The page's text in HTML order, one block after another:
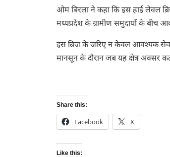
ओम बिरला ने कहा कि इस हाई लेवल
मध्यप्रदेश के ग्रामीण समुदायों के बीच
इस ब्रिज के जरिए न केवल आवश्यक
मानसून के दौरान जब यह क्षेत्र अक्सर
Share this:
Facebook X
Like this: